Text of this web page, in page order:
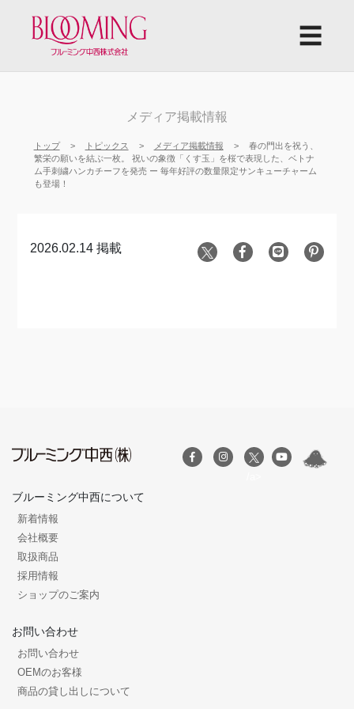
☰
メディア掲載情報
トップ トピックス メディア掲載情報
春の門出を祝う、
繁栄の願いを結ぶ一枚。 祝いの象徴「くす玉」を桜で表現した、ベトナ
ム手刺繍ハンカチーフを発売 ー 毎年好評の数量限定サンキューチャーム
も登場！
2026.02.14 掲載
ブルーミング中西について
新着情報
会社概要
取扱商品
採用情報
ショップのご案内
お問い合わせ
お問い合わせ
OEMのお客様
商品の貸し出しについて